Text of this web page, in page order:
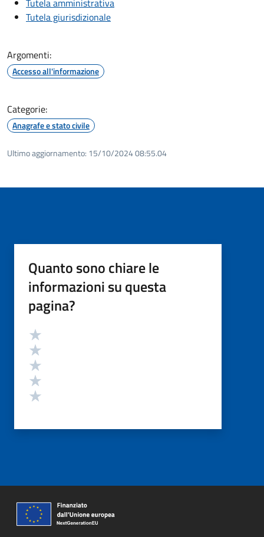
Tutela giurisdizionale
Argomenti:
Accesso all'informazione
Categorie:
Anagrafe e stato civile
Ultimo aggiornamento: 15/10/2024 08:55.04
Quanto sono chiare le
informazioni su questa
pagina?
Valutazione